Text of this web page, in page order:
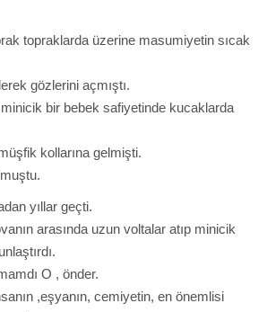
topraklarda üzerine masumiyetin sıcak
gözlerini açmıştı.
bir bebek safiyetinde kucaklarda
kollarına gelmişti.
yıllar geçti.
arasında uzun voltalar atıp minicik
O , önder.
,eşyanın, cemiyetin, en önemlisi